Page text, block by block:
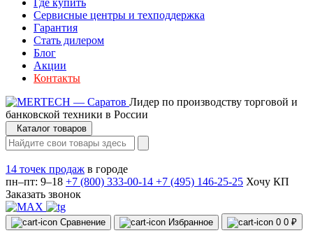
Сервисные центры и техподдержка
Гарантия
Стать дилером
Блог
Акции
Контакты
Лидер по производству торговой и
банковской техники в России
Каталог товаров
14 точек продаж в городе
пн–пт: 9–18 +7 (800) 333-00-14 +7 (495) 146-25-25 Хочу КП
Заказать звонок
Сравнение Избранное 0 0 ₽